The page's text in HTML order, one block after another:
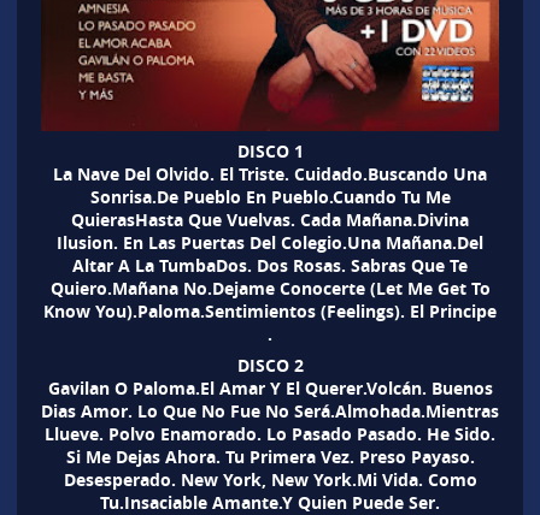
DISCO 1
La Nave Del Olvido. El Triste. Cuidado.Buscando Una
Sonrisa.De Pueblo En Pueblo.Cuando Tu Me
QuierasHasta Que Vuelvas. Cada Mañana.Divina
Ilusion. En Las Puertas Del Colegio.Una Mañana.Del
Altar A La TumbaDos. Dos Rosas. Sabras Que Te
Quiero.Mañana No.Dejame Conocerte (Let Me Get To
Know You).Paloma.Sentimientos (Feelings). El Principe
.
DISCO 2
Gavilan O Paloma.El Amar Y El Querer.Volcán. Buenos
Dias Amor. Lo Que No Fue No Será.Almohada.Mientras
Llueve. Polvo Enamorado. Lo Pasado Pasado. He Sido.
Si Me Dejas Ahora. Tu Primera Vez. Preso Payaso.
Desesperado. New York, New York.Mi Vida. Como
Tu.Insaciable Amante.Y Quien Puede Ser.